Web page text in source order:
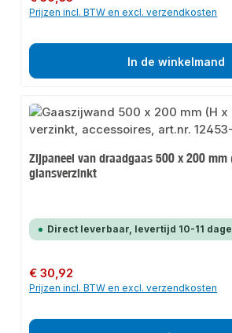
Prijzen incl. BTW en excl. verzendkosten
In de winkelmand
Zijpaneel van draadgaas 500 x 200 mm
glansverzinkt
Direct leverbaar, levertijd 10-11
Normale prijs:
€ 30,92
Prijzen incl. BTW en excl. verzendkosten